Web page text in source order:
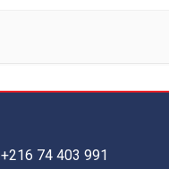
+216 74 403 991